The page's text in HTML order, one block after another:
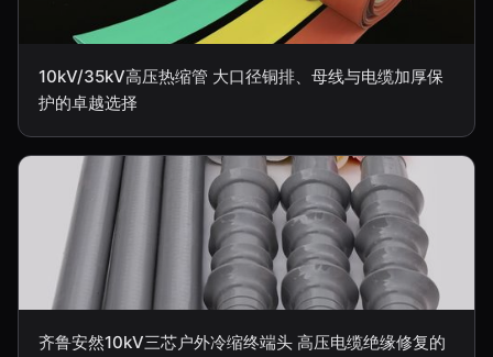
10kV/35kV高压热缩管 大口径铜排、母线与电缆加厚保
护的卓越选择
齐鲁安然10kV三芯户外冷缩终端头 高压电缆绝缘修复的